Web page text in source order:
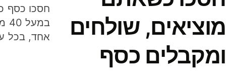
מוציאים, שולחים
ומקבלים כסף
אחד, בכל